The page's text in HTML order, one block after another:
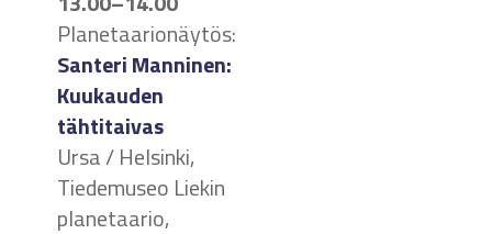
Planetaarionäytös:
Santeri Manninen:
Kuukauden
tähtitaivas
Ursa / Helsinki,
Tiedemuseo Liekin
planetaario,